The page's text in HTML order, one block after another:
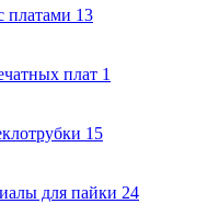
платами 13
плат 1
15
для пайки 24